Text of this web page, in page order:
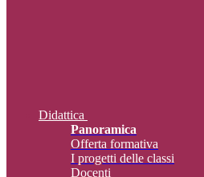
Didattica
Panoramica
Offerta formativa
I progetti delle classi
Docenti